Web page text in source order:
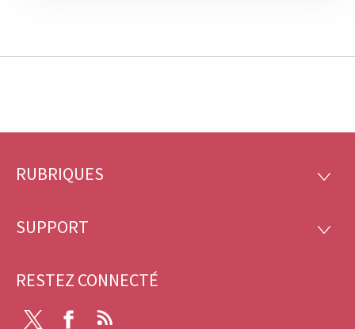
Pied
page
RUBRIQUES
SUPPORT
RESTEZ CONNECTÉ
Twitter Facebook